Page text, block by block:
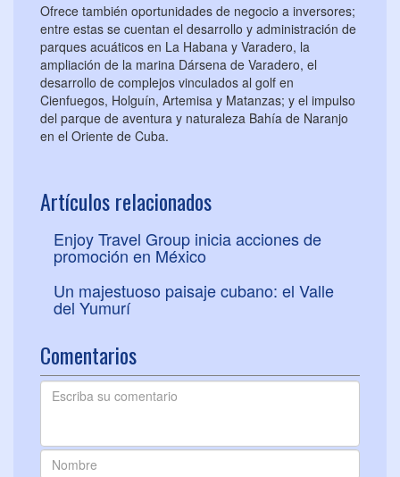
Ofrece también oportunidades de negocio a inversores;
entre estas se cuentan el desarrollo y administración de
parques acuáticos en La Habana y Varadero, la
ampliación de la marina Dársena de Varadero, el
desarrollo de complejos vinculados al golf en
Cienfuegos, Holguín, Artemisa y Matanzas; y el impulso
del parque de aventura y naturaleza Bahía de Naranjo
en el Oriente de Cuba.
Artículos relacionados
Enjoy Travel Group inicia acciones de
promoción en México
Un majestuoso paisaje cubano: el Valle
del Yumurí
Comentarios